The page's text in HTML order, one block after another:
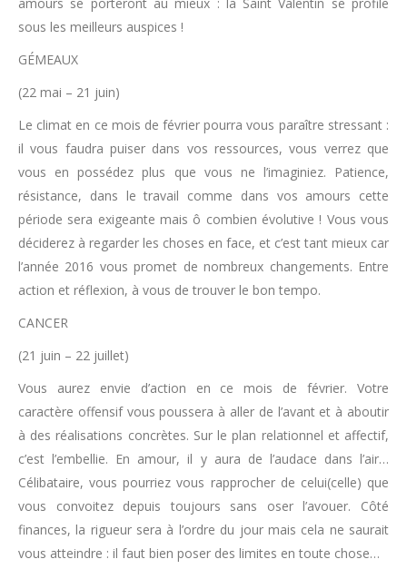
sous les meilleurs auspices !
GÉMEAUX
(22 mai – 21 juin)
Le climat en ce mois de février pourra vous paraître stressant :
il vous faudra puiser dans vos ressources, vous verrez que
vous en possédez plus que vous ne l’imaginiez. Patience,
résistance, dans le travail comme dans vos amours cette
période sera exigeante mais ô combien évolutive ! Vous vous
déciderez à regarder les choses en face, et c’est tant mieux car
l’année 2016 vous promet de nombreux changements. Entre
action et réflexion, à vous de trouver le bon tempo.
CANCER
(21 juin – 22 juillet)
Vous aurez envie d’action en ce mois de février. Votre
caractère offensif vous poussera à aller de l’avant et à aboutir
à des réalisations concrètes. Sur le plan relationnel et affectif,
c’est l’embellie. En amour, il y aura de l’audace dans l’air…
Célibataire, vous pourriez vous rapprocher de celui(celle) que
vous convoitez depuis toujours sans oser l’avouer. Côté
finances, la rigueur sera à l’ordre du jour mais cela ne saurait
vous atteindre : il faut bien poser des limites en toute chose…